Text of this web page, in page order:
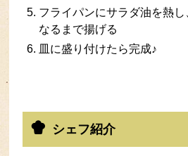
フライパンにサラダ油を熱
なるまで揚げる
皿に盛り付けたら完成♪
シェフ紹介